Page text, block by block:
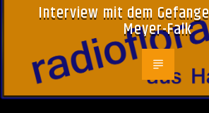
Interview mit dem
Meyer-Falk